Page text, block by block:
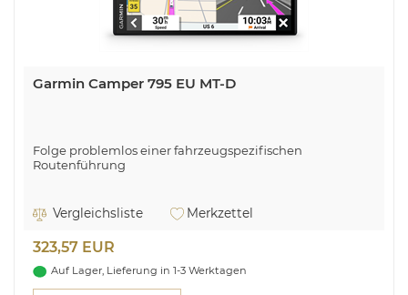
Garmin Camper 795 EU MT-D
Folge problemlos einer fahrzeugspezifischen
Routenführung
Vergleichsliste Merkzettel
323,57 EUR
Auf Lager, Lieferung in 1-3 Werktagen